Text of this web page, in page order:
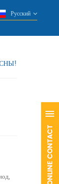
Русский